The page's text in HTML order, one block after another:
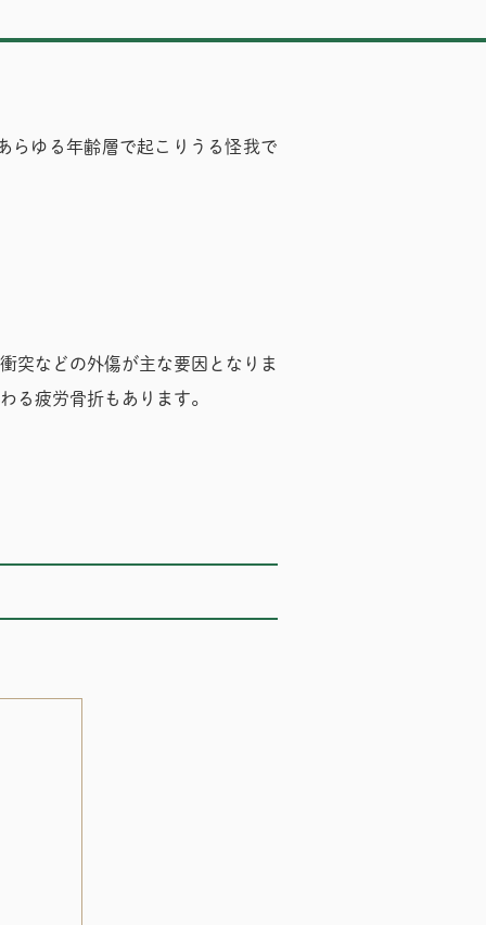
らゆる年齢層で起こりうる怪我で
突などの外傷が主な要因となりま
る疲労骨折もあります。